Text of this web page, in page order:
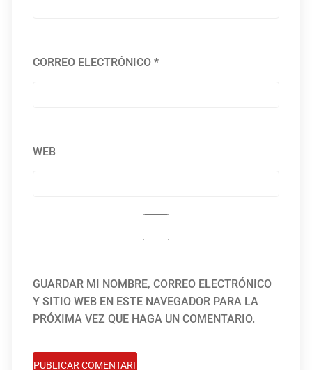
CORREO ELECTRÓNICO*
WEB
GUARDAR MI NOMBRE, CORREO ELECTRÓNICO
Y SITIO WEB EN ESTE NAVEGADOR PARA LA
PRÓXIMA VEZ QUE HAGA UN COMENTARIO.